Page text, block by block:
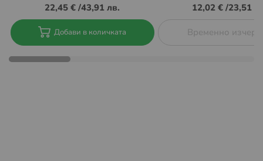
информация за локациите на автоматите на EASYBOX
може да намерите тук:https://sameday.bg/easybox/
Плащането се извършва с банкова карта през
платформата на сайта ни.
22,45 € /43,91 лв.
Добави в количката
12,02 € /23,51
Временно